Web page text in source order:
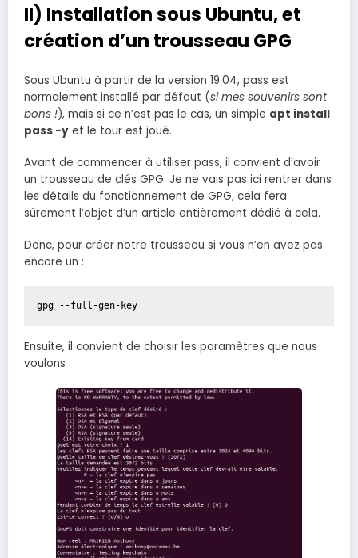
II) Installation sous Ubuntu, et
création d’un trousseau GPG
Sous Ubuntu à partir de la version 19.04, pass est
normalement installé par défaut (si mes souvenirs sont
bons !), mais si ce n’est pas le cas, un simple apt install
pass -y et le tour est joué.
Avant de commencer à utiliser pass, il convient d’avoir
un trousseau de clés GPG. Je ne vais pas ici rentrer dans
les détails du fonctionnement de GPG, cela fera
sûrement l’objet d’un article entièrement dédié à cela.
Donc, pour créer notre trousseau si vous n’en avez pas
encore un :
gpg --full-gen-key
Ensuite, il convient de choisir les paramètres que nous
voulons :